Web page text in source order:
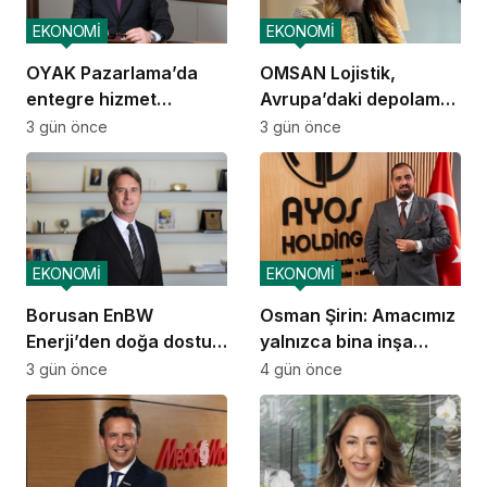
OYAK Pazarlama’da
entegre hizmet
ekosistemi kuruluyor
EKONOMİ
3 gün önce
OMSAN Lojistik,
Avrupa’daki depolama
ve dağıtım
operasyonlarına
başladı
EKONOMİ
3 gün önce
Borusan EnBW
Enerji’den doğa dostu
proje
EKONOMİ
3 gün önce
Osman Şirin: Amacımız
yalnızca bina inşa
etmek değil,
yatırımcısına
kazandıracak yaşam
alanları üretmek
EKONOMİ
4 gün önce